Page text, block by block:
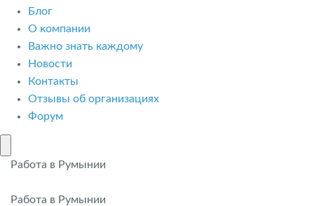
Блог
О компании
Важно знать каждому
Новости
Контакты
Отзывы об организациях
Форум
Работа в Румынии
Работа в Румынии